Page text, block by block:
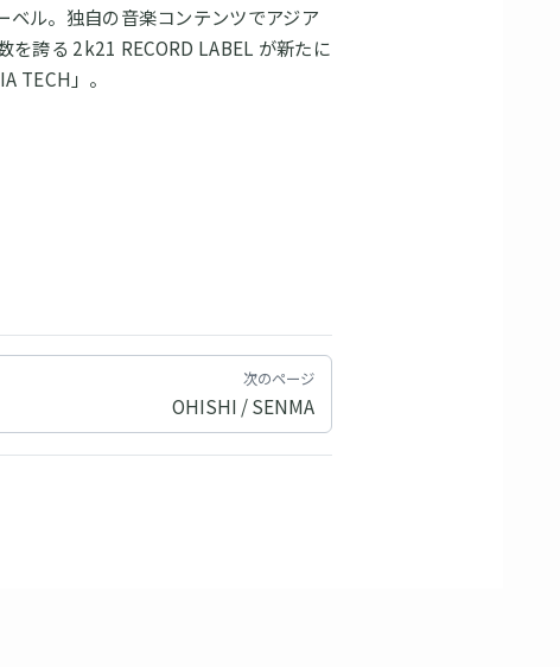
ル。独自の音楽コンテンツでアジア
誇る 2k21 RECORD LABEL が新たに
TECH」。
次のページ
OHISHI / SENMA